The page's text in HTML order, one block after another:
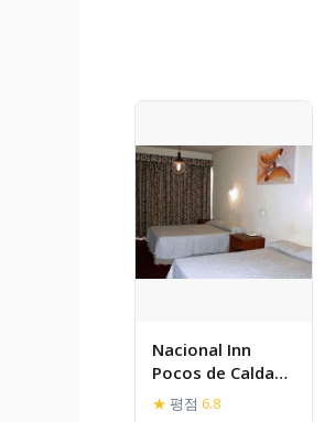
Nacional Inn
Pocos de Caldas
com Cortesia de
★ 평점 6.8